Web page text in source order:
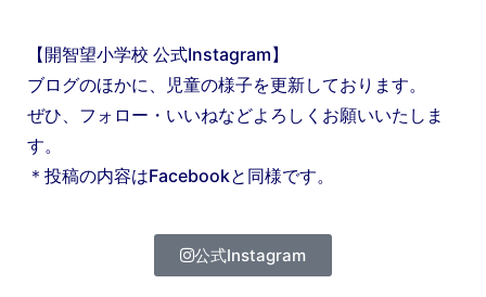
【開智望小学校 公式Instagram】
ブログのほかに、児童の様子を更新しております。
ぜひ、フォロー・いいねなどよろしくお願いいたしま
す。
＊投稿の内容はFacebookと同様です。
公式Instagram